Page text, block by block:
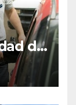
de
el